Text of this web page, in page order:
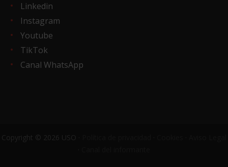
Linkedin
Instagram
Youtube
TikTok
Canal WhatsApp
Copyright © 2026 USO ·